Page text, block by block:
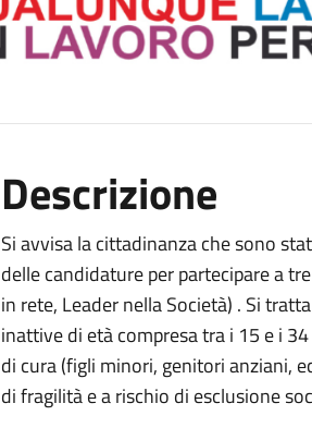
Descrizione
Si avvisa la cittadinanza che sono
delle candidature per partecipare a
in rete, Leader nella Società) . Si
inattive di età compresa tra i 15 e i
di cura (figli minori, genitori anziani,
di fragilità e a rischio di esclusione